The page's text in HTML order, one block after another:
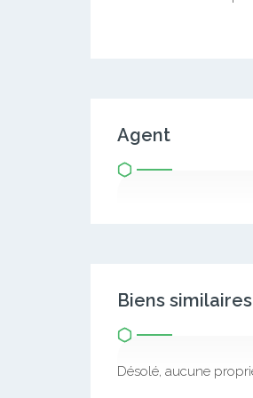
Agent
Biens similaires
Désolé, aucune